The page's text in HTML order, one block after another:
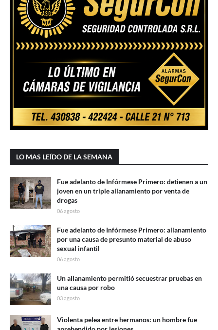
LO MAS LEÍDO DE LA SEMANA
Fue adelanto de Infórmese Primero: detienen a un
joven en un triple allanamiento por venta de
drogas
06 agosto
Fue adelanto de Infórmese Primero: allanamiento
por una causa de presunto material de abuso
sexual infantil
06 agosto
Un allanamiento permitió secuestrar pruebas en
una causa por robo
03 agosto
Violenta pelea entre hermanos: un hombre fue